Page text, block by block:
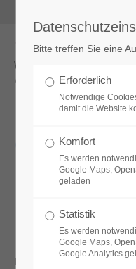
Der Eintrag "offcanvas-
Der Eintrag "offcanvas-
Der Eintrag "offcanvas-
der
Ihrer Nähe
Kompost und Erden erhalten
Bitte treffen Sie eine
Erforderlich
Notwendige
damit die Website
Komfort
Es werden
Google Maps,
geladen
Statistik
Es werden
Google Maps,
Google Analytics